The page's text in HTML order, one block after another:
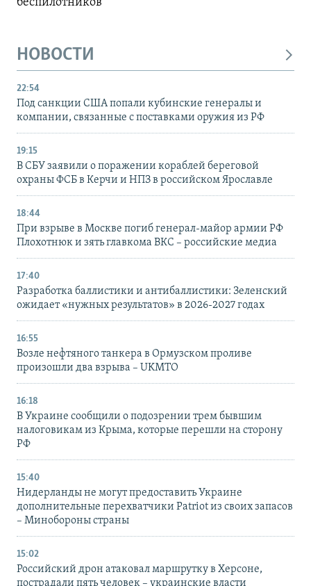
беспилотников
НОВОСТИ
22:54
Под санкции США попали кубинские генералы и
компании, связанные с поставками оружия из РФ
19:15
В СБУ заявили о поражении кораблей береговой
охраны ФСБ в Керчи и НПЗ в российском Ярославле
18:44
При взрыве в Москве погиб генерал-майор армии РФ
Плохотнюк и зять главкома ВКС – российские медиа
17:40
Разработка баллистики и антибаллистики: Зеленский
ожидает «нужных результатов» в 2026-2027 годах
16:55
Возле нефтяного танкера в Ормузском проливе
произошли два взрыва – UKMTO
16:18
В Украине сообщили о подозрении трем бывшим
налоговикам из Крыма, которые перешли на сторону
РФ
15:40
Нидерланды не могут предоставить Украине
дополнительные перехватчики Patriot из своих запасов
– Минобороны страны
15:02
Российский дрон атаковал маршрутку в Херсоне,
пострадали пять человек – украинские власти